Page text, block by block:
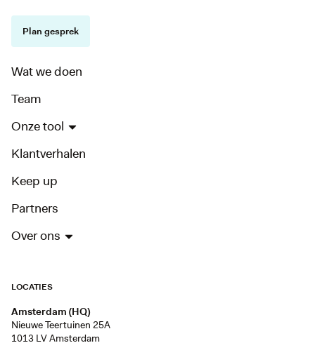
Wat we doen
Team
Onze tool
Klantverhalen
Keep up
Partners
Over ons
LOCATIES
Amsterdam (HQ)
Nieuwe Teertuinen 25A
1013 LV Amsterdam
Plan gesprek